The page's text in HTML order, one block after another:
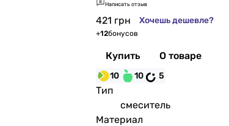
Написать отзыв
421 грн Хочешь дешевле?
+12бонусов
Купить О товаре
10 10 5
Тип
смеситель
Материал